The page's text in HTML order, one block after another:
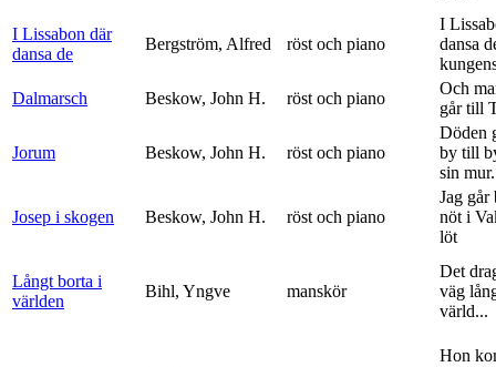
I Lissabon där
dansa de
Bergström, Alfred röst och piano
I
dansa
Dalmarsch
Beskow, John H. röst och piano
Och
går till
Jorum Beskow, John H. röst och piano
Döden
by till
sin
Josep i skogen Beskow, John H. röst och piano
Jag går
nöt i
löt
Långt borta i
världen
Bihl, Yngve manskör
Det
väg
värld...
Hon